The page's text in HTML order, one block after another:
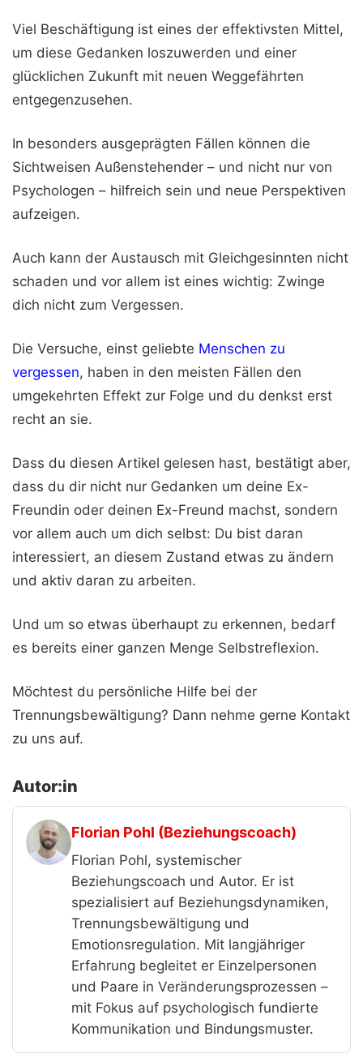
Viel Beschäftigung ist eines der effektivsten Mittel,
um diese Gedanken loszuwerden und einer
glücklichen Zukunft mit neuen Weggefährten
entgegenzusehen.
In besonders ausgeprägten Fällen können die
Sichtweisen Außenstehender – und nicht nur von
Psychologen – hilfreich sein und neue Perspektiven
aufzeigen.
Auch kann der Austausch mit Gleichgesinnten nicht
schaden und vor allem ist eines wichtig: Zwinge
dich nicht zum Vergessen.
Die Versuche, einst geliebte Menschen zu
vergessen, haben in den meisten Fällen den
umgekehrten Effekt zur Folge und du denkst erst
recht an sie.
Dass du diesen Artikel gelesen hast, bestätigt aber,
dass du dir nicht nur Gedanken um deine Ex-
Freundin oder deinen Ex-Freund machst, sondern
vor allem auch um dich selbst: Du bist daran
interessiert, an diesem Zustand etwas zu ändern
und aktiv daran zu arbeiten.
Und um so etwas überhaupt zu erkennen, bedarf
es bereits einer ganzen Menge Selbstreflexion.
Möchtest du persönliche Hilfe bei der
Trennungsbewältigung? Dann nehme gerne Kontakt
zu uns auf.
Autor:in
Florian Pohl (Beziehungscoach)
Florian Pohl, systemischer
Beziehungscoach und Autor. Er ist
spezialisiert auf Beziehungsdynamiken,
Trennungsbewältigung und
Emotionsregulation. Mit langjähriger
Erfahrung begleitet er Einzelpersonen
und Paare in Veränderungsprozessen –
mit Fokus auf psychologisch fundierte
Kommunikation und Bindungsmuster.